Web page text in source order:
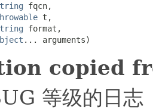
fqcn,
t,
format,
... arguments)
copied
等级的日志